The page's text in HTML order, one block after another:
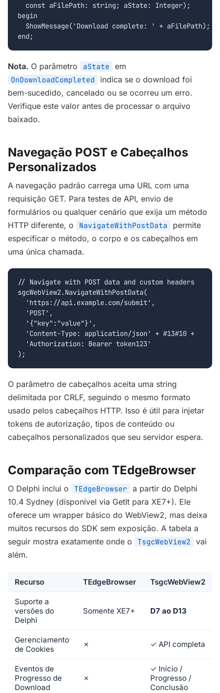
  const aFilePath: string; aState: Integer);
begin
  ShowMessage('Download complete: ' + aFilePath);
end;
Nota. O parâmetro aState em
OnDownloadCompleted
indica se o download foi
bem-sucedido, cancelado ou se ocorreu um erro.
Verifique este valor antes de processar o arquivo
baixado.
Navegação POST e Cabeçalhos
Personalizados
A navegação padrão carrega uma URL com uma
requisição GET. Para testes de API, envio de
formulários ou qualquer cenário que exija um método
HTTP diferente, o
NavigateWithPostData
permite
especificar o método, o corpo e os cabeçalhos em
uma única chamada.
// Navigate with POST data and custom headers
sgcWebView2.NavigateWithPostData(
  'https://api.example.com/submit',
  'POST',
  '{"key":"value"}',
  'Content-Type: application/json' + #13#10 +
  'Authorization: Bearer token123'
);
O parâmetro de cabeçalhos aceita uma string
delimitada por CRLF, seguindo o mesmo formato
usado pelos cabeçalhos HTTP. Isso é útil para injetar
tokens de autorização, tipos de conteúdo ou
cabeçalhos personalizados que seu servidor espera.
Comparação com TEdgeBrowser
O Delphi inclui o TEdgeBrowser
a partir do Delphi
10.4 Sydney (disponível via GetIt para XE7+). Ele
oferece um wrapper básico do WebView2, mas deixa
muitos recursos do SDK sem exposição. A tabela a
seguir mostra exatamente onde o
TsgcWebView2
vai
além.
Recurso TEdgeBrowser TsgcWebView2
Suporte a
versões do
Delphi
Somente XE7+ D7 ao D13
Gerenciamento
de Cookies
✗ ✓ API completa
Eventos de
Progresso de
Download
✗
✓ Início /
Progresso /
Conclusão